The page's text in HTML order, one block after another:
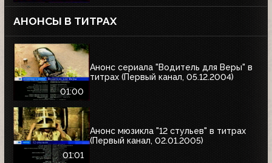
АНОНСЫ В ТИТРАХ
01:00
Анонс сериала "Водитель для Веры" в
титрах (Первый канал, 05.12.2004)
01:01
Анонс мюзикла "12 стульев" в титрах
(Первый канал, 02.01.2005)